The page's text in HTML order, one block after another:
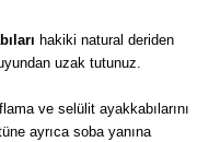
hakiki natural deriden
uzak tutunuz.
ve selülit ayakkabılarını
ayrıca soba yanına